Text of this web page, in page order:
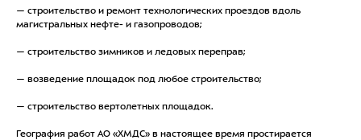
— строительство и ремонт технологических проездов вдоль
магистральных нефте- и газопроводов;
— строительство зимников и ледовых переправ;
— возведение площадок под любое строительство;
— строительство вертолетных площадок.
География работ АО «ХМДС» в настоящее время простирается